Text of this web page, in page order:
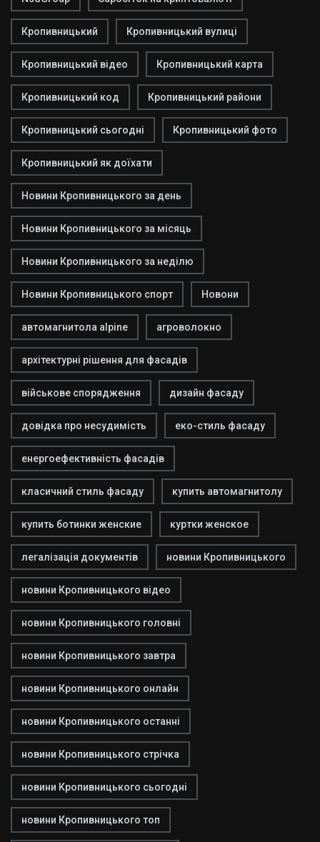
Кропивницький Кропивницький вулиці
Кропивницький відео Кропивницький карта
Кропивницький код Кропивницький райони
Кропивницький сьогодні Кропивницький фото
Кропивницький як доїхати
Новини Кропивницького за день
Новини Кропивницького за місяць
Новини Кропивницького за неділю
Новини Кропивницького спорт Новони
автомагнитола alpine агроволокно
архітектурні рішення для фасадів
військове спорядження дизайн фасаду
довідка про несудимість еко-стиль фасаду
енергоефективність фасадів
класичний стиль фасаду купить автомагнитолу
купить ботинки женские куртки женское
легалізація документів новини Кропивницького
новини Кропивницького відео
новини Кропивницького головні
новини Кропивницького завтра
новини Кропивницького онлайн
новини Кропивницького останні
новини Кропивницького стрічка
новини Кропивницького сьогодні
новини Кропивницького топ